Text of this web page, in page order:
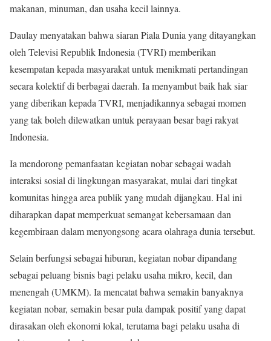
makanan, minuman, dan usaha kecil lainnya.
Daulay menyatakan bahwa siaran Piala Dunia yang ditayangkan
oleh Televisi Republik Indonesia (TVRI) memberikan
kesempatan kepada masyarakat untuk menikmati pertandingan
secara kolektif di berbagai daerah. Ia menyambut baik hak siar
yang diberikan kepada TVRI, menjadikannya sebagai momen
yang tak boleh dilewatkan untuk perayaan besar bagi rakyat
Indonesia.
Ia mendorong pemanfaatan kegiatan nobar sebagai wadah
interaksi sosial di lingkungan masyarakat, mulai dari tingkat
komunitas hingga area publik yang mudah dijangkau. Hal ini
diharapkan dapat memperkuat semangat kebersamaan dan
kegembiraan dalam menyongsong acara olahraga dunia tersebut.
Selain berfungsi sebagai hiburan, kegiatan nobar dipandang
sebagai peluang bisnis bagi pelaku usaha mikro, kecil, dan
menengah (UMKM). Ia mencatat bahwa semakin banyaknya
kegiatan nobar, semakin besar pula dampak positif yang dapat
dirasakan oleh ekonomi lokal, terutama bagi pelaku usaha di